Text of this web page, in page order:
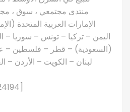
منتدى مجتمعي ، سوق ،
الإمارات العربية المتحدة
اليمن – تركيا – تونس – سوريا –
(السعودية) – قطر – فلسطين –
لبنان – الكويت – الأردن